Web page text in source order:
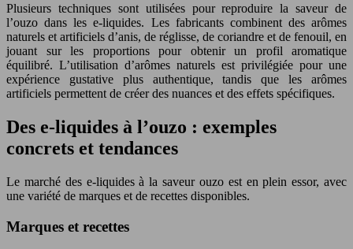
Plusieurs techniques sont utilisées pour reproduire la saveur de
l’ouzo dans les e-liquides. Les fabricants combinent des arômes
naturels et artificiels d’anis, de réglisse, de coriandre et de fenouil, en
jouant sur les proportions pour obtenir un profil aromatique
équilibré. L’utilisation d’arômes naturels est privilégiée pour une
expérience gustative plus authentique, tandis que les arômes
artificiels permettent de créer des nuances et des effets spécifiques.
Des e-liquides à l’ouzo : exemples
concrets et tendances
Le marché des e-liquides à la saveur ouzo est en plein essor, avec
une variété de marques et de recettes disponibles.
Marques et recettes